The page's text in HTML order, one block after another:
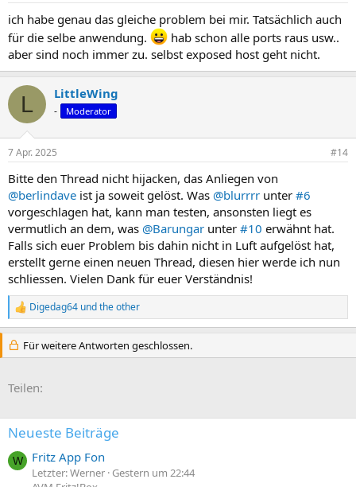
ich habe genau das gleiche problem bei mir. Tatsächlich auch
für die selbe anwendung.
hab schon alle ports raus usw..
aber sind noch immer zu. selbst exposed host geht nicht.
L LittleWing
- Moderator
7 Apr. 2025 #14
Bitte den Thread nicht hijacken, das Anliegen von
@berlindave ist ja soweit gelöst. Was @blurrrr unter #6
vorgeschlagen hat, kann man testen, ansonsten liegt es
vermutlich an dem, was @Barungar unter #10 erwähnt hat.
Falls sich euer Problem bis dahin nicht in Luft aufgelöst hat,
erstellt gerne einen neuen Thread, diesen hier werde ich nun
schliessen. Vielen Dank für euer Verständnis!
R
e
a
k
t
o
n
:
Digedag64 undthe other
Für weitere Antworten geschlossen.
Teilen:
Neueste Beiträge
W Fritz App Fon
Letzter: Werner Gestern um 22:44